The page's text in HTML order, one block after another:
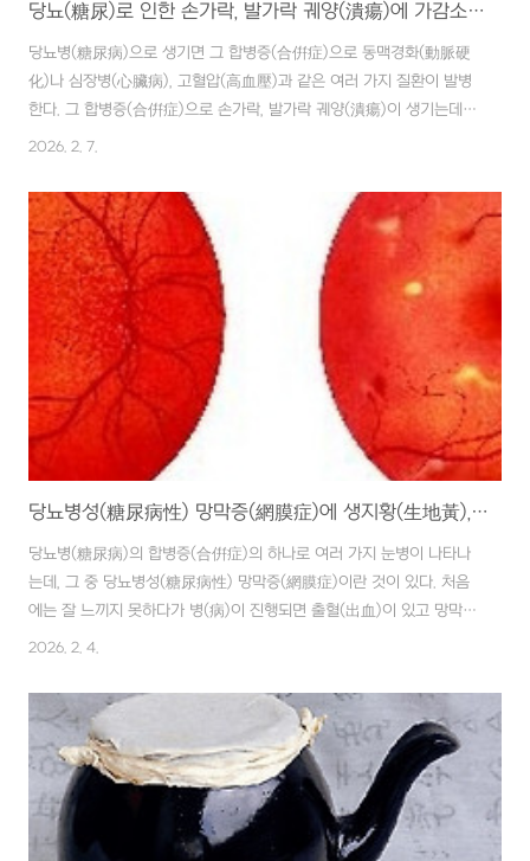
당뇨(糖尿)로 인한 손가락, 발가락 궤양(潰瘍)에 가감소독탕(加減消毒湯)
당뇨병(糖尿病)으로 생기면 그 합병증(合倂症)으로 동맥경화(動脈硬
化)나 심장병(心臟病), 고혈압(高血壓)과 같은 여러 가지 질환이 발병
한다. 그 합병증(合倂症)으로 손가락, 발가락 궤양(潰瘍)이 생기는데,
심해지면 손가락, 발가락을 절단(切斷)해야 한다. 이 병은 세균(細菌)
되지 않도록 조심해야 한다. ■ 재료 진피(陳皮) 12g, 천화분(天花粉)
12g, 금은화(金銀花) 12g, 황기(黃芪) 8g, 당귀(當歸) 4g, 천궁(川
芎) 4g ■ 만드는 법 물을 큰 대접으로 1대접 붓고, 중간 불에 반으로
줄 때까지 달인다. ■ 복용법 아침, 저녁 2회, 2개월 이상 장기 복용한
다. 당뇨병(糖尿病) 환자는 세균(細菌)이나 자극(刺戟..
2026. 2. 7.
당뇨병성(糖尿病性) 망막증(網膜症)에 생지황(生地黃), 당귀(當歸)
당뇨병(糖尿病)의 합병증(合倂症)의 하나로 여러 가지 눈병이 나타나
는데, 그 중 당뇨병성(糖尿病性) 망막증(網膜症)이란 것이 있다. 처음
에는 잘 느끼지 못하다가 병(病)이 진행되면 출혈(出血)이 있고 망막
(網膜)이 혼탁하게 된다. 서서히 환자 자신이 시력장애(視力障碍)를
■ 재료 생지황(生地黃) 10g, 당귀(當歸) 10g, 천궁(川芎) 10g, 백
작약(白芍藥) 10g, 천화분(天花粉) 10g ■ 만드는 법 물을 큰 대접
으로 1대접 붓고, 1시간 정도 중간 불에서 달인다. ■ 복용법 아침, 저
녁으로 2회, 1개월 간 복용한다. 당뇨병성(糖尿病性) 망막증(網膜症)
은 당뇨병(糖尿病)이 장기간 경과된 사람에게 많은데 실명(失明)될..
2026. 2. 4.